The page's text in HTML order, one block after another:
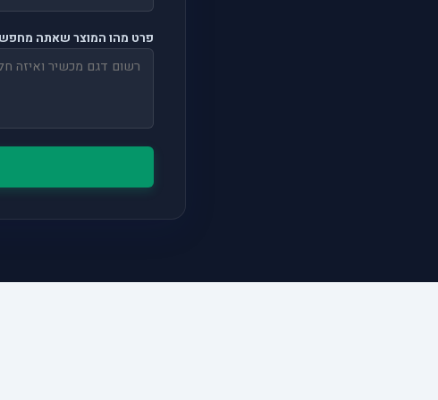
פרט מהו המוצר שאתה